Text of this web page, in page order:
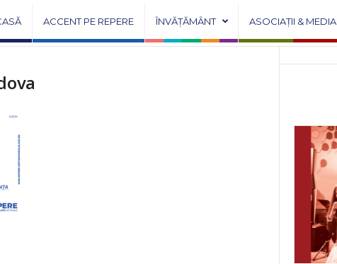
ACCENT PE REPERE ÎNVĂȚĂMÂNT ASOCIAȚII & MEDIA